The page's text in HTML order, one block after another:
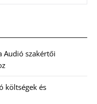
Audió szakértői
költségek és